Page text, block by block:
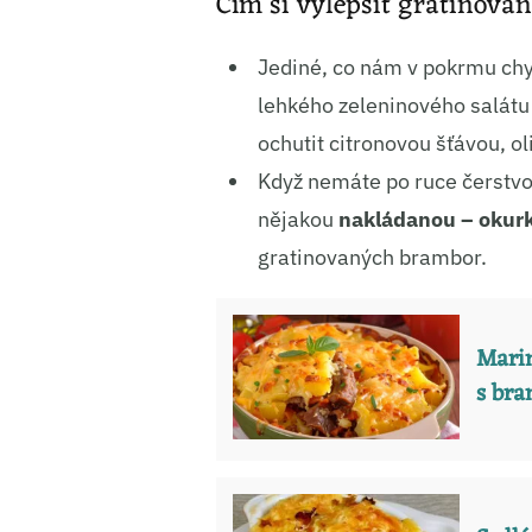
Jediné, co nám v pokrmu
lehkého zeleninového
ochutit citronovou šťávou,
Když nemáte po ruce
nějakou nakládanou –
gratinovaných brambor.
s